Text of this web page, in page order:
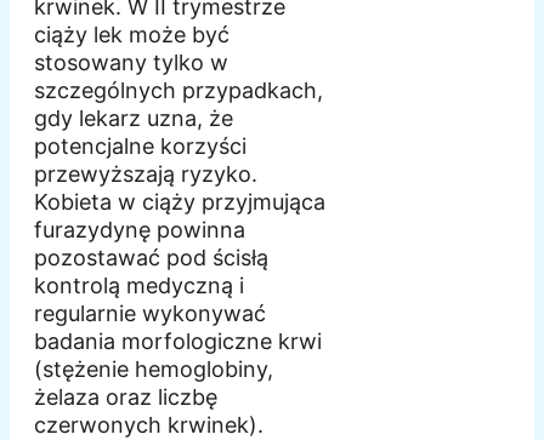
krwinek. W II trymestrze
ciąży lek może być
stosowany tylko w
szczególnych przypadkach,
gdy lekarz uzna, że
potencjalne korzyści
przewyższają ryzyko.
Kobieta w ciąży przyjmująca
furazydynę powinna
pozostawać pod ścisłą
kontrolą medyczną i
regularnie wykonywać
badania morfologiczne krwi
(stężenie hemoglobiny,
żelaza oraz liczbę
czerwonych krwinek).